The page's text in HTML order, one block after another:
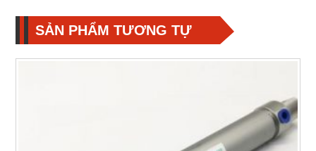
SẢN PHẨM TƯƠNG TỰ